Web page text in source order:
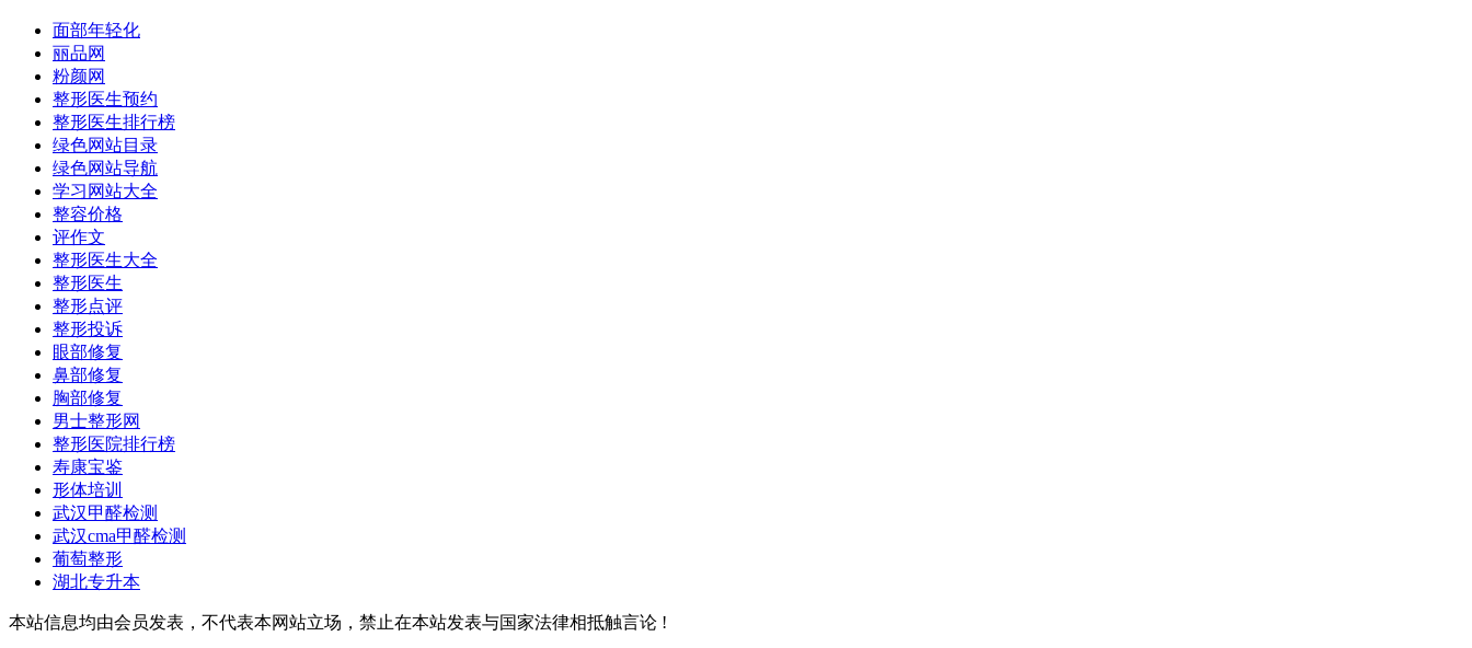
面部年轻化
丽品网
粉颜网
整形医生预约
整形医生排行榜
绿色网站目录
绿色网站导航
学习网站大全
整容价格
评作文
整形医生大全
整形医生
整形点评
整形投诉
眼部修复
鼻部修复
胸部修复
男士整形网
整形医院排行榜
寿康宝鉴
形体培训
武汉甲醛检测
武汉cma甲醛检测
葡萄整形
湖北专升本
本站信息均由会员发表，不代表本网站立场，禁止在本站发表与国家法律相抵触言论 !